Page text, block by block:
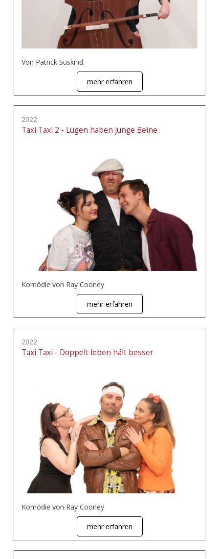
Von Patrick Suskind.
mehr erfahren
2022
Taxi Taxi 2 - Lügen haben junge Beine
Komödie von Ray Cooney
mehr erfahren
2022
Taxi Taxi - Doppelt leben hält besser
Komödie von Ray Cooney
mehr erfahren